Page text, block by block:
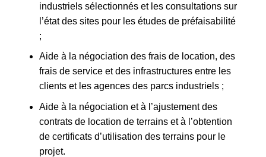
industriels sélectionnés et les consultations sur
l’état des sites pour les études de préfaisabilité
;
Aide à la négociation des frais de location, des
frais de service et des infrastructures entre les
clients et les agences des parcs industriels ;
Aide à la négociation et à l’ajustement des
contrats de location de terrains et à l’obtention
de certificats d’utilisation des terrains pour le
projet.